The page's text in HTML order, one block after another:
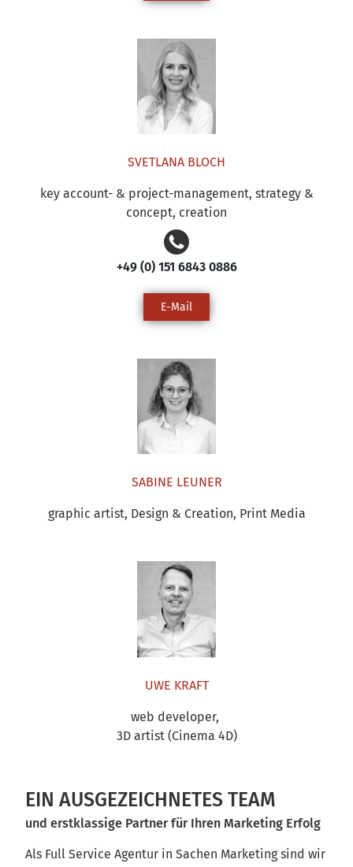
SVETLANA BLOCH
key account- & project-management, strategy &
concept, creation
‭+49 (0) 151 6843 0886‬
E-Mail
SABINE LEUNER
graphic artist, Design & Creation, Print Media
UWE KRAFT
web developer,
3D artist (Cinema 4D)
EIN AUSGEZEICHNETES TEAM
und erstklassige Partner für Ihren Marketing Erfolg
Als Full Service Agentur in Sachen Marketing sind wir